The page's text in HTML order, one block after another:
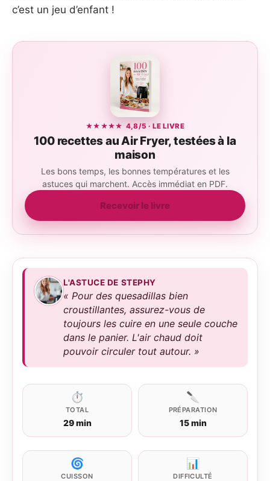
c’est un jeu d’enfant !
★★★★★ 4,8/5 · LE LIVRE
100 recettes au Air Fryer, testées à la
maison
Les bons temps, les bonnes températures et les
astuces qui marchent. Accès immédiat en PDF.
Recevoir le livre
L'ASTUCE DE STEPHY
« Pour des quesadillas bien
croustillantes, assurez-vous de
toujours les cuire en une seule couche
dans le panier. L'air chaud doit
pouvoir circuler tout autour. »
⏱
TOTAL
29 min
🔪
PRÉPARATION
15 min
🌀
CUISSON
📊
DIFFICULTÉ